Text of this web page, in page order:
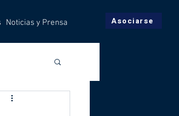
Noticias y Prensa Asociarse